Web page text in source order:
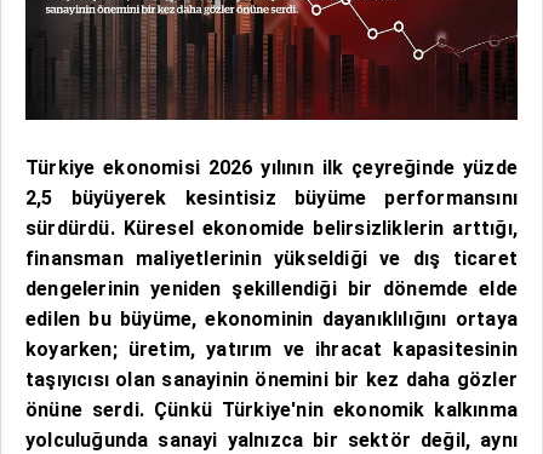
Türkiye ekonomisi 2026 yılının ilk çeyreğinde yüzde
2,5 büyüyerek kesintisiz büyüme performansını
sürdürdü. Küresel ekonomide belirsizliklerin arttığı,
finansman maliyetlerinin yükseldiği ve dış ticaret
dengelerinin yeniden şekillendiği bir dönemde elde
edilen bu büyüme, ekonominin dayanıklılığını ortaya
koyarken; üretim, yatırım ve ihracat kapasitesinin
taşıyıcısı olan sanayinin önemini bir kez daha gözler
önüne serdi. Çünkü Türkiye'nin ekonomik kalkınma
yolculuğunda sanayi yalnızca bir sektör değil, aynı